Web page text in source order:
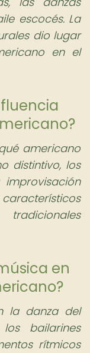
escocés. La
dio lugar
en el
americano
distintivo, los
en
la danza del
bailarines
rítmicos